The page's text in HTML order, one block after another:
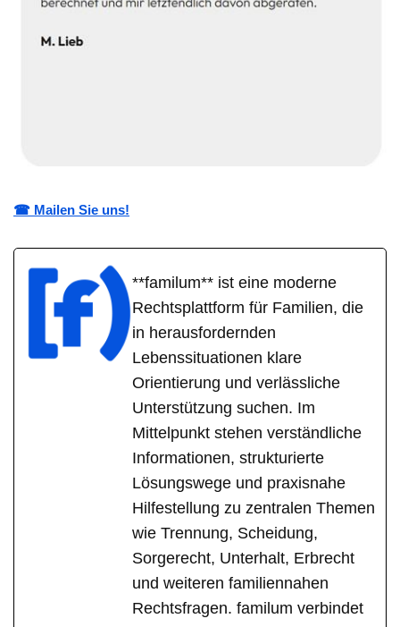
☎ Mailen Sie uns!
**familum** ist eine moderne
Rechtsplattform für Familien, die
in herausfordernden
Lebenssituationen klare
Orientierung und verlässliche
Unterstützung suchen. Im
Mittelpunkt stehen verständliche
Informationen, strukturierte
Lösungswege und praxisnahe
Hilfestellung zu zentralen Themen
wie Trennung, Scheidung,
Sorgerecht, Unterhalt, Erbrecht
und weiteren familiennahen
Rechtsfragen. familum verbindet